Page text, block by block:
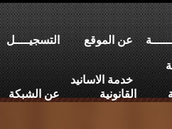
عن الموقع التسجيــــل
خدمة الاسانيد
القانونية
عن الشبكة